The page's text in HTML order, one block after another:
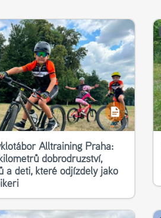
Alltraining Praha:
dobrodružství,
a děti, které odjížděly jako